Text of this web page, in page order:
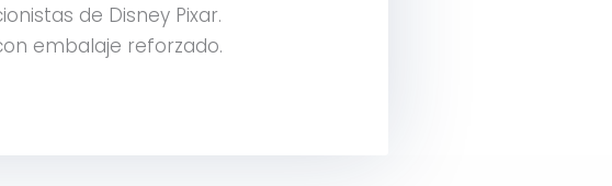
de Disney Pixar.
embalaje reforzado.